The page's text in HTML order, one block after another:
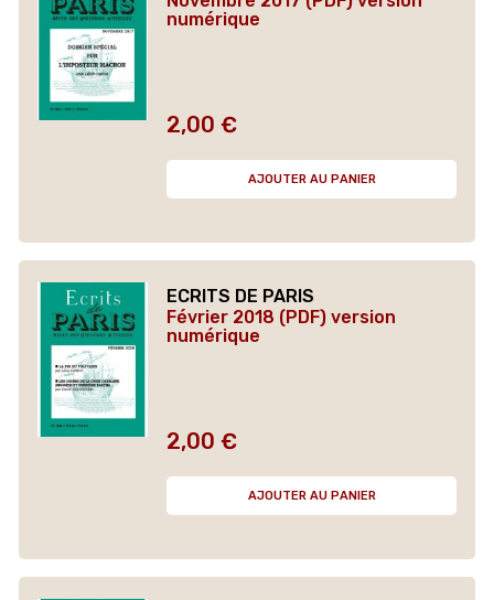
numérique
Prix
2,00 €
AJOUTER AU PANIER
ECRITS DE PARIS
Février 2018 (PDF) version
numérique
Prix
2,00 €
AJOUTER AU PANIER